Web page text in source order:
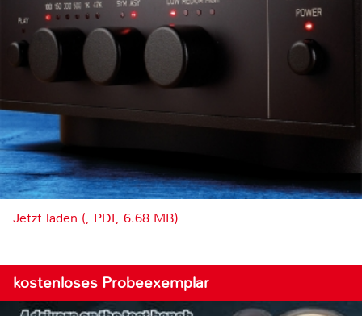
Jetzt laden (, PDF, 6.68 MB)
kostenloses Probeexemplar